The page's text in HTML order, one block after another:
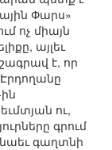
Փարս»
ոչ միայն
այլեւ
է, որ
ու,
գրում
գաղտնի